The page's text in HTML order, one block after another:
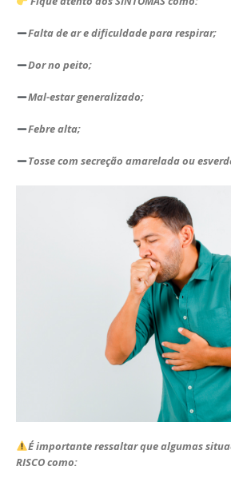
Falta de ar e dificuldade para respirar;
Dor no peito;
Mal-estar generalizado;
Febre alta;
Tosse com secreção amarelada ou
É importante ressaltar que algumas
RISCO como: